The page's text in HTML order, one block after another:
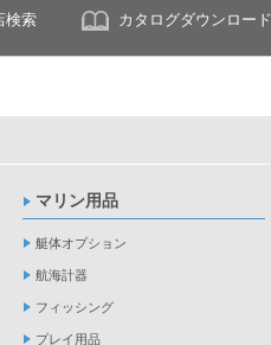
検索 カタログダウンロード
マリン用品
艇体オプション
航海計器
フィッシング
プレイ用品